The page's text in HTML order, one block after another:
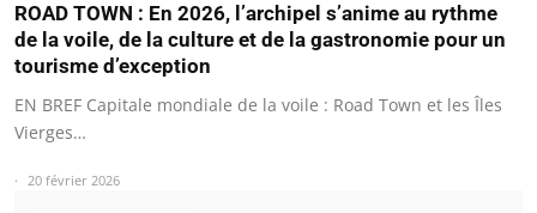
ROAD TOWN : En 2026, l’archipel s’anime au rythme
de la voile, de la culture et de la gastronomie pour un
tourisme d’exception
EN BREF Capitale mondiale de la voile : Road Town et les Îles
Vierges…
20 février 2026